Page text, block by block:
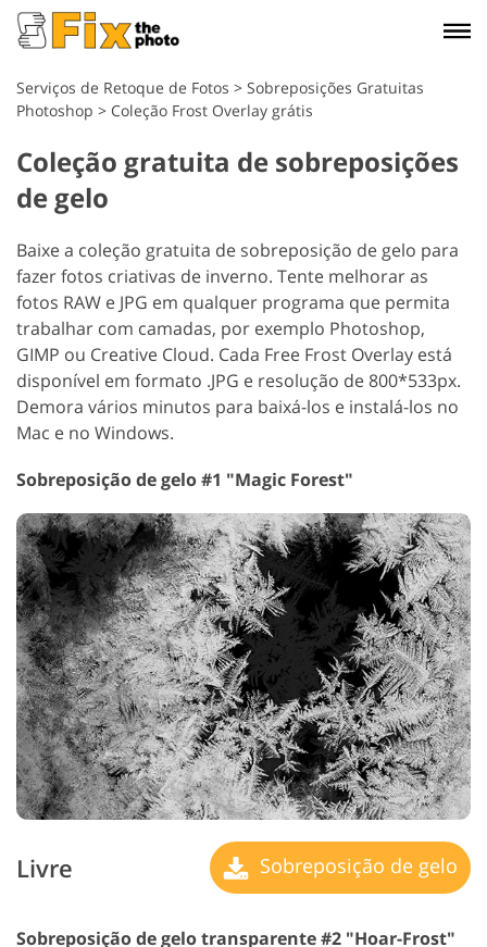
Serviços de Retoque de Fotos > Sobreposições Gratuitas
Photoshop > Coleção Frost Overlay grátis
Coleção gratuita de sobreposições
de gelo
Baixe a coleção gratuita de sobreposição de gelo para
fazer fotos criativas de inverno. Tente melhorar as
fotos RAW e JPG em qualquer programa que permita
trabalhar com camadas, por exemplo Photoshop,
GIMP ou Creative Cloud. Cada Free Frost Overlay está
disponível em formato .JPG e resolução de 800*533px.
Demora vários minutos para baixá-los e instalá-los no
Mac e no Windows.
Sobreposição de gelo #1 "Magic Forest"
Livre Sobreposição de gelo
Sobreposição de gelo transparente #2 "Hoar-Frost"